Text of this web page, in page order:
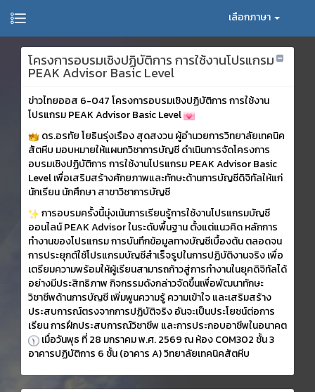
เลือกภาษา
โครงการอบรมเชิงปฏิบัติการ การใช้งานโปรแกรม
PEAK Advisor Basic Level
ข่าวไทยออส 6-047 โครงการอบรมเชิงปฏิบัติการ การใช้งาน
โปรแกรม PEAK Advisor Basic Level
ดร.อรทัย โยธินรุ่งเรือง สุดสงวน ผู้อำนวยการวิทยาลัยเทคนิค
สัตหีบ มอบหมายให้แผนกวิชาการบัญชี ดำเนินการจัดโครงการ
อบรมเชิงปฏิบัติการ การใช้งานโปรแกรม PEAK Advisor Basic
Level เพื่อเสริมสร้างศักยภาพและทักษะด้านการบัญชีดิจิทัลให้แก่
นักเรียน นักศึกษา สาขาวิชาการบัญชี
การอบรมครั้งนี้มุ่งเน้นการเรียนรู้การใช้งานโปรแกรมบัญชี
ออนไลน์ PEAK Advisor ในระดับพื้นฐาน ตั้งแต่แนวคิด หลักการ
ทำงานของโปรแกรม การบันทึกข้อมูลทางบัญชีเบื้องต้น ตลอดจน
การประยุกต์ใช้โปรแกรมบัญชีสำเร็จรูปในการปฏิบัติงานจริง เพื่อ
เตรียมความพร้อมให้ผู้เรียนสามารถก้าวสู่การทำงานในยุคดิจิทัลได้
อย่างมีประสิทธิภาพ กิจกรรมดังกล่าวจัดขึ้นเพื่อพัฒนาทักษะ
วิชาชีพด้านการบัญชี เพิ่มพูนความรู้ ความเข้าใจ และเสริมสร้าง
ประสบการณ์ตรงจากการปฏิบัติจริง อันจะเป็นประโยชน์ต่อการ
เรียน การฝึกประสบการณ์วิชาชีพ และการประกอบอาชีพในอนาคต
เมื่อวันพุธ ที่ 28 มกราคม พ.ศ. 2569 ณ ห้อง COM302 ชั้น 3
อาคารปฏิบัติการ 6 ชั้น (อาคาร A) วิทยาลัยเทคนิคสัตหีบ